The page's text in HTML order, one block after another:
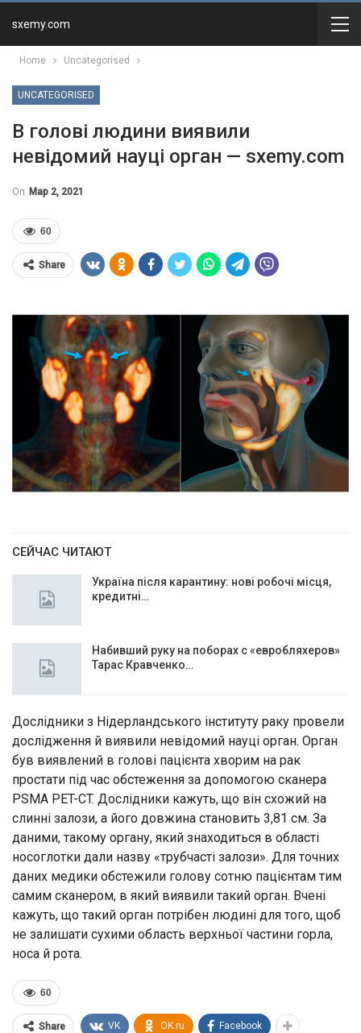
sxemy.com
Home Uncategorised
UNCATEGORISED
В голові людини виявили
невідомий науці орган — sxemy.com
On Мар 2, 2021
60
Share
СЕЙЧАС ЧИТАЮТ
Україна після карантину: нові робочі місця,
кредитні…
Набивший руку на поборах с «евробляхеров»
Тарас Кравченко…
Дослідники з Нідерландського інституту раку провели
дослідження й виявили невідомий науці орган. Орган
був виявлений в голові пацієнта хворим на рак
простати під час обстеження за допомогою сканера
PSMA PET-CT. Дослідники кажуть, що він схожий на
слинні залози, а його довжина становить 3,81 см. За
даними, такому органу, який знаходиться в області
носоглотки дали назву «трубчасті залози». Для точних
даних медики обстежили голову сотню пацієнтам тим
самим сканером, в який виявили такий орган. Вчені
кажуть, що такий орган потрібен людині для того, щоб
не залишати сухими область верхньої частини горла,
носа й рота.
60
Share VK OK.ru Facebook